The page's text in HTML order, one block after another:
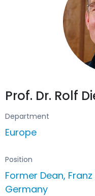
Prof. Dr. Rolf
Department
Europe
Position
Former Dean,
Germany